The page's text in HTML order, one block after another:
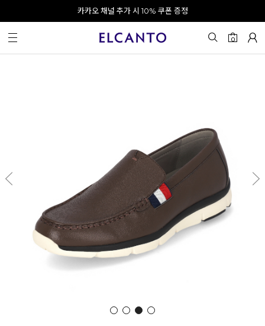
오전 10시 이전 결제 완료 시 오늘 출발!
회원가입 시 최대 20% 쿠폰 지급
카카오 채널 추가 시 10% 쿠폰 증정
0